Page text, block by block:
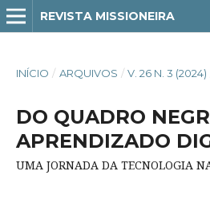
REVISTA MISSIONEIRA
INÍCIO / ARQUIVOS / V. 26 N. 3 (2024)
DO QUADRO
APRENDIZADO
UMA JORNADA DA TECNOLOGIA